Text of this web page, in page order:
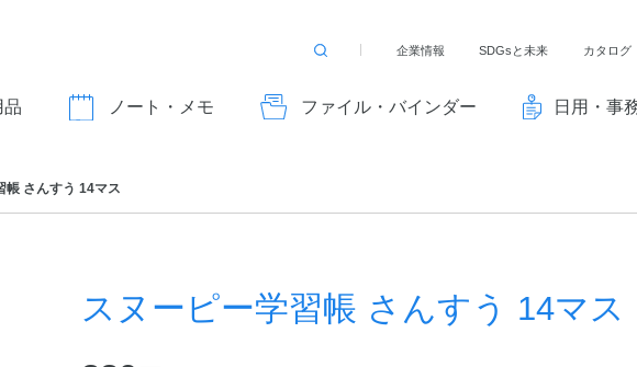
品 ノート・メモ ファイル・バインダー 日用・事
検
る
企業情報 SDGsと未来 カタログ
帳 さんすう 14マス
スヌーピー学習帳 さんすう 14マス